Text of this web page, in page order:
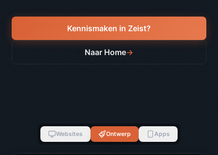
Kennismaken in Zeist?
Naar Home→
Websites Ontwerp Apps